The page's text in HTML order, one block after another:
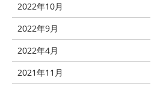
2022年10月
2022年9月
2022年4月
2021年11月